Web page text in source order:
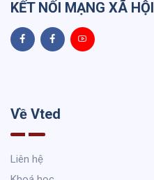
KẾT NỐI MẠNG XÃ HỘI
Về Vted
Liên hệ